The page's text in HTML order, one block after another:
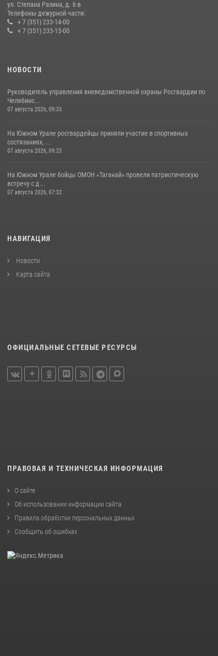
ул. Степана Разина, д. 6 в
Телефоны дежурной части:
+ 7 (351) 233-14-00
+ 7 (351) 233-15-00
НОВОСТИ
Руководитель управления вневедомственной охраны Росгвардии по
Челябинс...
07 августа 2026, 09:33
На Южном Урале росгвардейцы приняли участие в спортивных
состязаниях, ...
07 августа 2026, 09:25
На Южном Урале бойцы ОМОН «Таганай» провели патриотическую
встречу с д...
07 августа 2026, 07:32
НАВИГАЦИЯ
Новости
Карта сайта
ОФИЦИАЛЬНЫЕ СЕТЕВЫЕ РЕСУРСЫ
ПРАВОВАЯ И ТЕХНИЧЕСКАЯ ИНФОРМАЦИЯ
О сайте
Об использовании информации сайта
Правила обработки персональных данных
Сообщить об ошибках